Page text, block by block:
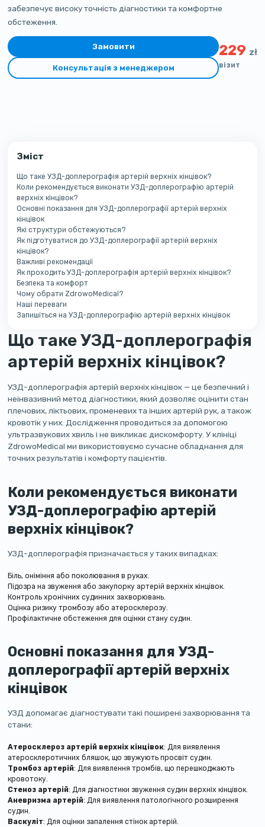
забезпечує високу точність діагностики та комфортне
обстеження.
Замовити
Консультація з менеджером
229 zł
візит
Що таке УЗД-доплерографія
артерій верхніх кінцівок?
УЗД-доплерографія артерій верхніх кінцівок — це безпечний і
неінвазивний метод діагностики, який дозволяє оцінити стан
плечових, ліктьових, променевих та інших артерій рук, а також
кровотік у них. Дослідження проводиться за допомогою
ультразвукових хвиль і не викликає дискомфорту. У клініці
ZdrowoMedical ми використовуємо сучасне обладнання для
точних результатів і комфорту пацієнтів.
Коли рекомендується виконати
УЗД-доплерографію артерій
верхніх кінцівок?
УЗД-доплерографія призначається у таких випадках:
Біль, оніміння або поколювання в руках.
Підозра на звуження або закупорку артерій верхніх кінцівок.
Контроль хронічних судинних захворювань.
Оцінка ризику тромбозу або атеросклерозу.
Профілактичне обстеження для оцінки стану судин.
Основні показання для УЗД-
доплерографії артерій верхніх
кінцівок
УЗД допомагає діагностувати такі поширені захворювання та
стани:
Атеросклероз артерій верхніх кінцівок: Для виявлення
атеросклеротичних бляшок, що звужують просвіт судин.
Тромбоз артерій: Для виявлення тромбів, що перешкоджають
кровотоку.
Стеноз артерій: Для діагностики звуження судин верхніх кінцівок.
Аневризма артерій: Для виявлення патологічного розширення
судин.
Васкуліт: Для оцінки запалення стінок артерій.
Зміст
Що таке УЗД-доплерографія артерій верхніх кінцівок?
Коли рекомендується виконати УЗД-доплерографію артерій
верхніх кінцівок?
Основні показання для УЗД-доплерографії артерій верхніх
кінцівок
Які структури обстежуються?
Як підготуватися до УЗД-доплерографії артерій верхніх
кінцівок?
Важливі рекомендації
Як проходить УЗД-доплерографія артерій верхніх кінцівок?
Безпека та комфорт
Чому обрати ZdrowoMedical?
Наші переваги
Запишіться на УЗД-доплерографію артерій верхніх кінцівок